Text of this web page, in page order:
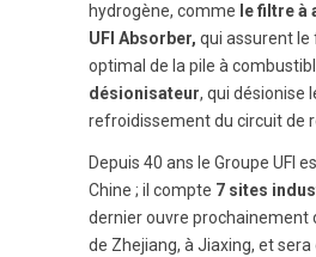
hydrogène, comme le filtre à
UFI Absorber, qui assurent
optimal de la pile à
désionisateur, qui désionise
refroidissement du circuit de
Depuis 40 ans le Groupe UFI
Chine ; il compte 7 sites
dernier ouvre prochainement
de Zhejiang, à Jiaxing, et